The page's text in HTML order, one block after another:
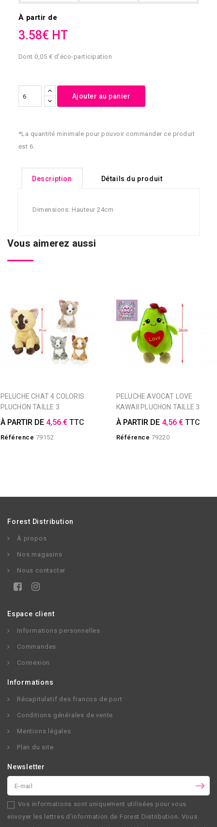
À partir de
3.58€ HT
Dont 0,05 € d'éco-participation
Ajouter au panier
*La quantité minimale pour pouvoir commander ce produit
est 6.
Description Détails du produit
Dimensions: Hauteur 24cm
Vous aimerez aussi
PELUCHE CHAT 4 COLORIS
PLUCHON TAILLE 3
À PARTIR DE 4,56 € TTC
Référence 79152
PELUCHE AVOCAT LOVE
KAWAII PLUCHON TAILLE 3
À PARTIR DE 4,56 € TTC
Référence 79220
Forest Distribution
À propos
Nos magasins
Nous contacter
Espace client
Informations personnelles
Commandes
Connexion
Informations
Récapitulatif des francos de port
Conditions générales de vente
Mentions légales
Plan du site
Newsletter
Vos informations sont uniquement utilisées pour vous
envoyer les lettres d’information de Forest Distribution. Vous